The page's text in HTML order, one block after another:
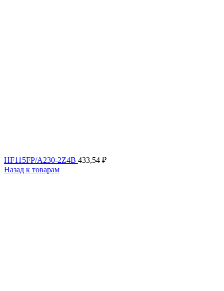
HF115FP/A230-2Z4B 433,54 ₽
Назад к товарам